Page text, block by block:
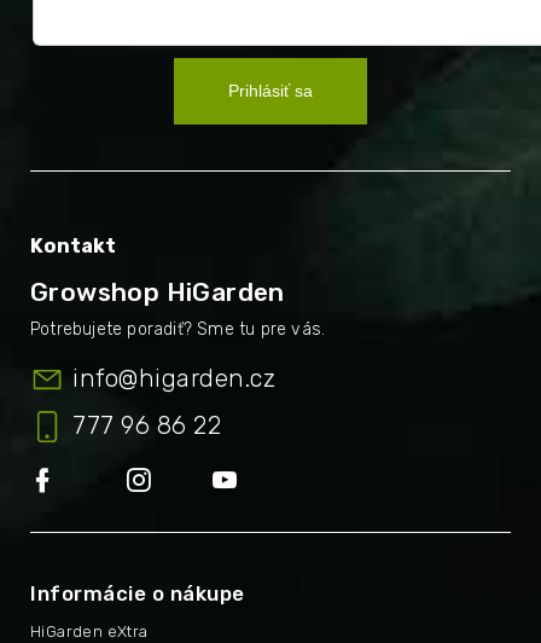
Prihlásiť sa
Kontakt
Growshop HiGarden
info@higarden.cz
777 96 86 22
Informácie o nákupe
HiGarden eXtra